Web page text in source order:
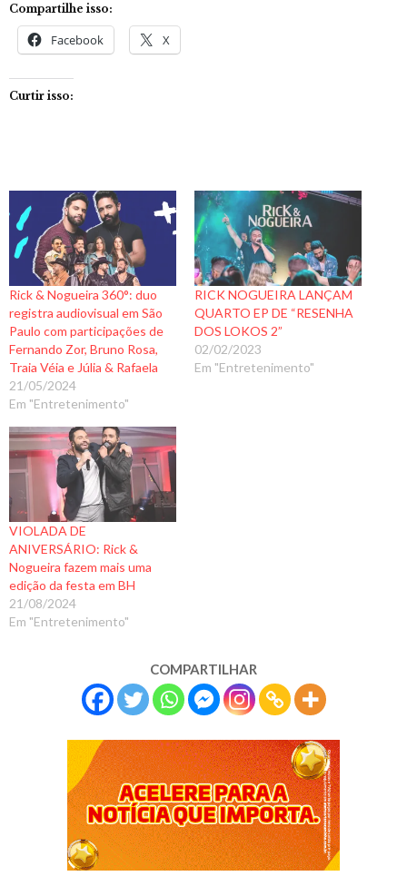
Compartilhe isso:
Facebook X
Curtir isso:
Rick & Nogueira 360°: duo
registra audiovisual em São
Paulo com participações de
Fernando Zor, Bruno Rosa,
Traia Véia e Júlia & Rafaela
21/05/2024
Em "Entretenimento"
RICK NOGUEIRA LANÇAM
QUARTO EP DE “RESENHA
DOS LOKOS 2”
02/02/2023
Em "Entretenimento"
VIOLADA DE
ANIVERSÁRIO: Rick &
Nogueira fazem mais uma
edição da festa em BH
21/08/2024
Em "Entretenimento"
COMPARTILHAR